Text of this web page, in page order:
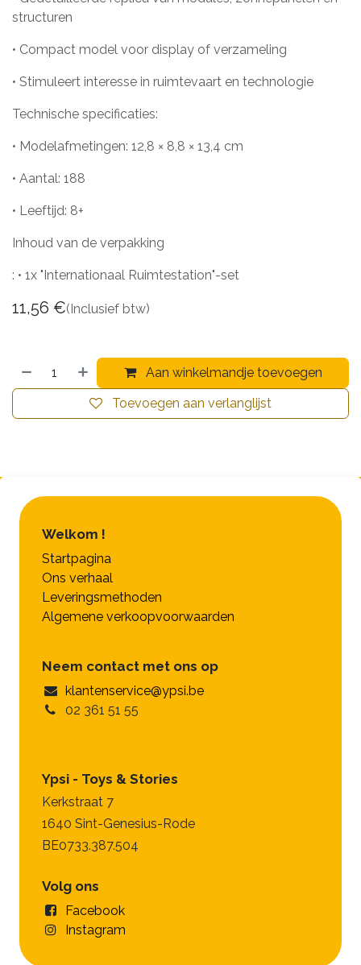
structuren
• Compact model voor display of verzameling
• Stimuleert interesse in ruimtevaart en technologie
Technische specificaties:
• Modelafmetingen: 12,8 × 8,8 × 13,4 cm
• Aantal: 188
• Leeftijd: 8+
Inhoud van de verpakking
: • 1x "Internationaal Ruimtestation"-set
11,56 €(Inclusief btw)
Aan winkelmandje toevoegen
Toevoegen aan verlanglijst
Welkom !
Startpagina
Ons verhaal
Leveringsmethoden
Algemene verkoopvoorwaarden
Neem contact met ons op
klantenservice@ypsi.be
02 361 51 55
Ypsi - Toys & Stories
Kerkstraat 7
1640 Sint-Genesius-Rode
BE0733.387.504
Volg ons
Facebook
Instagram